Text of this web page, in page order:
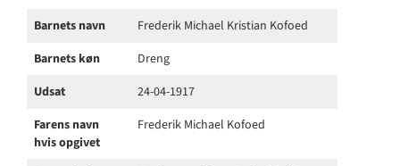
Barnets navn
Frederik Michael Kristian Kofoed
Barnets køn
Dreng
Udsat
24-04-1917
Farens navn
hvis opgivet
Frederik Michael Kofoed